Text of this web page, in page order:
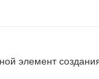
элемент